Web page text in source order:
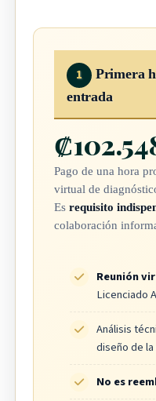
1
Primera
entrada
Pago de una hora
virtual de
Es requisito
colaboración
Reunión
Licenciado
Análisis
diseño de
No es